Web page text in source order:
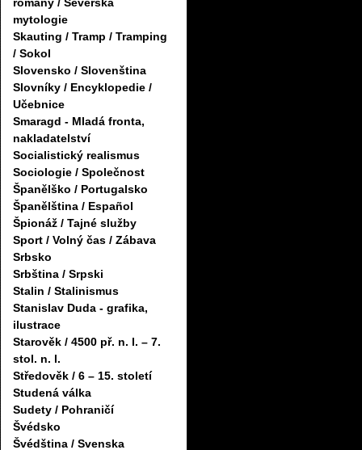
mytologie
Skauting / Tramp / Tramping
/ Sokol
Slovensko / Slovenština
Slovníky / Encyklopedie /
Učebnice
Smaragd - Mladá fronta,
nakladatelství
Socialistický realismus
Sociologie / Společnost
Španělško / Portugalsko
Španělština / Español
Špionáž / Tajné služby
Sport / Volný čas / Zábava
Srbsko
Srbština / Srpski
Stalin / Stalinismus
Stanislav Duda - grafika,
ilustrace
Starověk / 4500 př. n. l. – 7.
stol. n. l.
Středověk / 6 – 15. století
Studená válka
Sudety / Pohraničí
Švédsko
Švédština / Svenska